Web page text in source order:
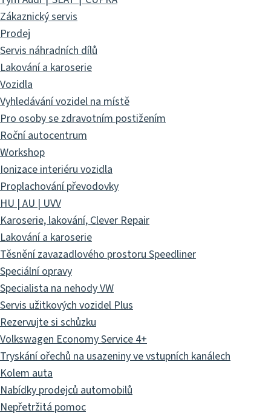
Zákaznický servis
Prodej
Servis náhradních dílů
Lakování a karoserie
Vozidla
Vyhledávání vozidel na místě
Pro osoby se zdravotním postižením
Roční autocentrum
Workshop
Ionizace interiéru vozidla
Proplachování převodovky
HU | AU | UVV
Karoserie, lakování, Clever Repair
Lakování a karoserie
Těsnění zavazadlového prostoru Speedliner
Speciální opravy
Specialista na nehody VW
Servis užitkových vozidel Plus
Rezervujte si schůzku
Volkswagen Economy Service 4+
Tryskání ořechů na usazeniny ve vstupních kanálech
Kolem auta
Nabídky prodejců automobilů
Nepřetržitá pomoc